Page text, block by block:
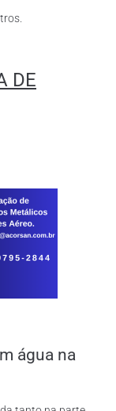
DE
água na